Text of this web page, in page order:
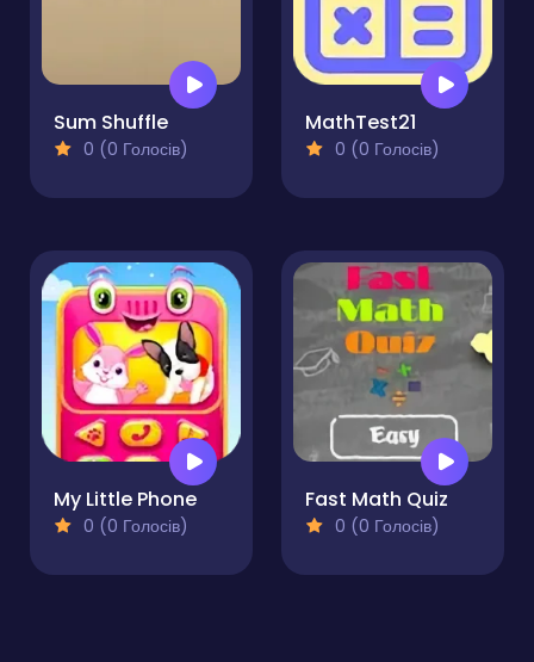
Sum Shuffle
0 (0 Голосів)
MathTest21
0 (0 Голосів)
My Little Phone
0 (0 Голосів)
Fast Math Quiz
0 (0 Голосів)